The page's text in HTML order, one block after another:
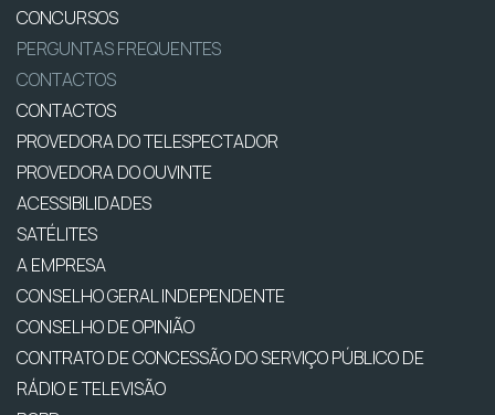
CONCURSOS
PERGUNTAS FREQUENTES
CONTACTOS
CONTACTOS
PROVEDORA DO TELESPECTADOR
PROVEDORA DO OUVINTE
ACESSIBILIDADES
SATÉLITES
A EMPRESA
CONSELHO GERAL INDEPENDENTE
CONSELHO DE OPINIÃO
CONTRATO DE CONCESSÃO DO SERVIÇO PÚBLICO DE
RÁDIO E TELEVISÃO